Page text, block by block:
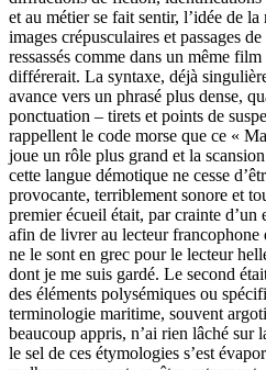
et au métier se fait sentir, l’idée de la
images crépusculaires et passages
ressassés comme dans un même
différerait. La syntaxe, déjà
avance vers un phrasé plus dense,
ponctuation – tirets et points de
rappellent le code morse que ce «
joue un rôle plus grand et la
cette langue démotique ne cesse
provocante, terriblement sonore et
premier écueil était, par crainte d’un
afin de livrer au lecteur francophone
ne le sont en grec pour le lecteur
dont je me suis gardé. Le second
des éléments polysémiques ou
terminologie maritime, souvent
beaucoup appris, n’ai rien lâché sur
le sel de ces étymologies s’est